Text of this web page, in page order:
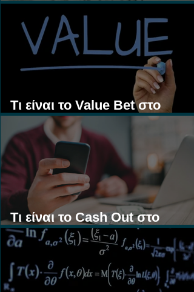
Τι είναι τα Ασιατικά Χάντικαπ;
Τι είναι το Value Bet στο
Στοίχημα;
Τι είναι το Cash Out στο
Στοίχημα;